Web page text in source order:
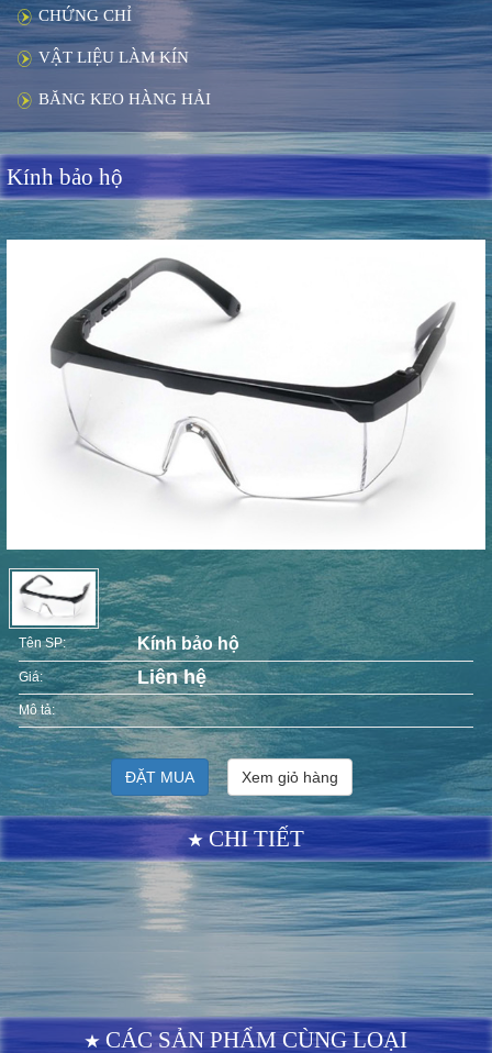
CHỨNG CHỈ
VẬT LIỆU LÀM KÍN
BĂNG KEO HÀNG HẢI
Kính bảo hộ
Tên SP: Kính bảo hộ
Giá: Liên hệ
Mô tả:
ĐẶT MUA Xem giỏ hàng
CHI TIẾT
CÁC SẢN PHẨM CÙNG LOẠI